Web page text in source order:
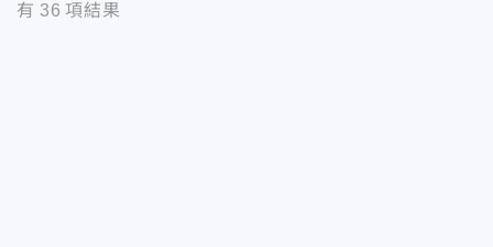
有 36 項結果